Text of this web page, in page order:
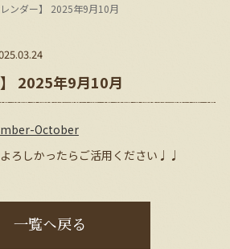
レンダー】 2025年9月10月
】 2025年9月10月
October
ろしかったらご活用ください♩♩
一覧へ戻る